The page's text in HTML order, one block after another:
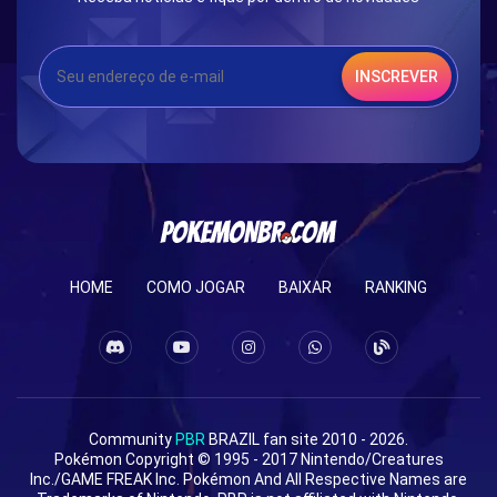
INSCREVER
HOME COMO JOGAR BAIXAR RANKING
Community PBR BRAZIL fan site 2010 - 2026.
Pokémon Copyright © 1995 - 2017 Nintendo/Creatures
Inc./GAME FREAK Inc. Pokémon And All Respective Names are